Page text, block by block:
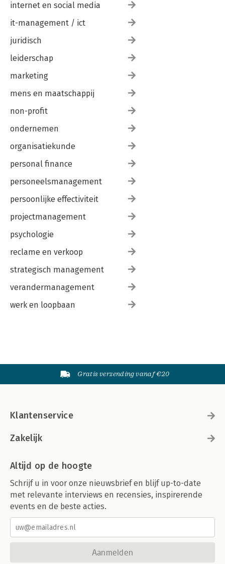
internet en social media
it-management / ict
juridisch
leiderschap
marketing
mens en maatschappij
non-profit
ondernemen
organisatiekunde
personal finance
personeelsmanagement
persoonlijke effectiviteit
projectmanagement
psychologie
reclame en verkoop
strategisch management
verandermanagement
werk en loopbaan
Gratis verzending vanaf €20
Klantenservice
Zakelijk
Altijd op de hoogte
Schrijf u in voor onze nieuwsbrief en blijf up-to-date
met relevante interviews en recensies, inspirerende
events en de beste acties.
Aanmelden